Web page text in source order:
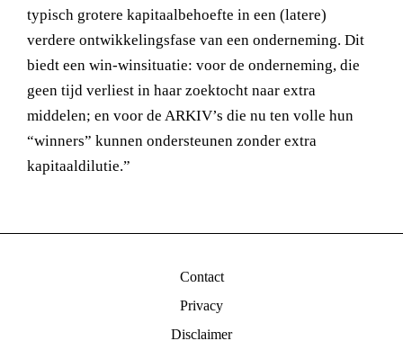
typisch grotere kapitaalbehoefte in een (latere)
verdere ontwikkelingsfase van een onderneming. Dit
biedt een win-winsituatie: voor de onderneming, die
geen tijd verliest in haar zoektocht naar extra
middelen; en voor de ARKIV’s die nu ten volle hun
“winners” kunnen ondersteunen zonder extra
kapitaaldilutie.”
Contact
Privacy
Disclaimer